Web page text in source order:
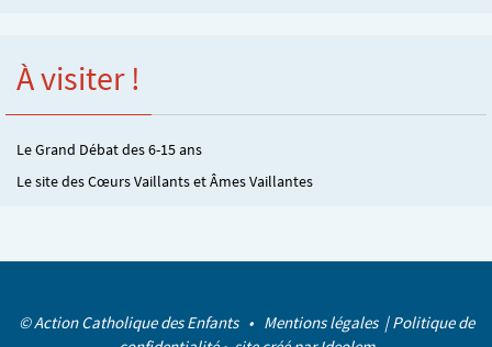
À visiter !
Le Grand Débat des 6-15 ans
Le site des Cœurs Vaillants et Âmes Vaillantes
© Action Catholique des Enfants • Mentions légales |Politique de